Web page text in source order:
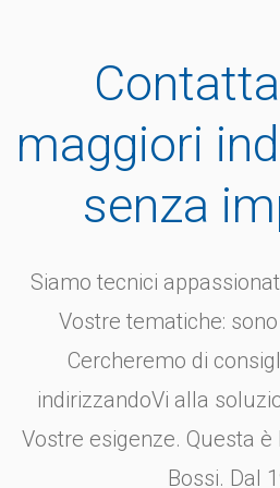
maggiori
senza
Siamo tecnici
Vostre tematiche:
Cercheremo di
indirizzandoVi alla
Vostre esigenze. Questa
Bossi. Dal